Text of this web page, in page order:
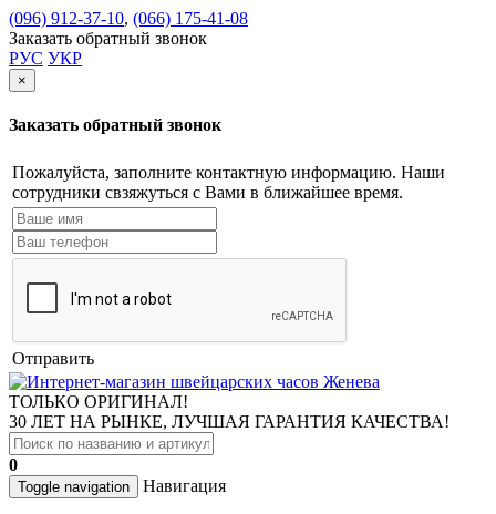
(096) 912-37-10, (066) 175-41-08
Заказать обратный звонок
РУС УКР
×
Заказать обратный звонок
Пожалуйста, заполните контактную информацию. Наши
сотрудники свзяжуться с Вами в ближайшее время.
Отправить
ТОЛЬКО ОРИГИНАЛ!
30 ЛЕТ НА РЫНКЕ, ЛУЧШАЯ ГАРАНТИЯ КАЧЕСТВА!
0
Toggle navigation Навигация